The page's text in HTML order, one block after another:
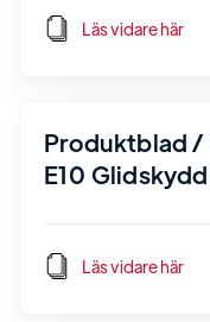
Läs vidare här
Produktblad /
E10
Läs vidare här